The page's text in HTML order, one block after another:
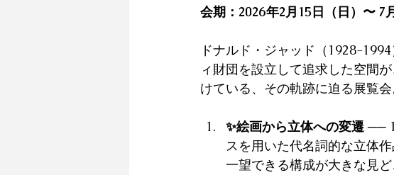
会期： 2026年2月15日（日）〜 7
ドナルド・ジャッド（1928-
ィ財団を設立して追求した空間
けている、その軌跡に迫る展覧会
✨絵画から立体への変遷 ──
スを用いた代名詞的な立体
一望できる構成が大きな見ど